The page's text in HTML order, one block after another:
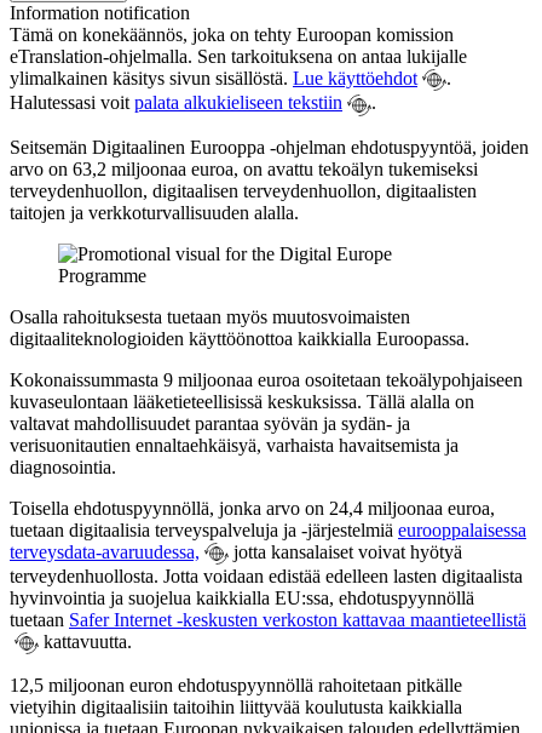
Information notification
Tämä on konekäännös, joka on tehty Euroopan komission
eTranslation-ohjelmalla. Sen tarkoituksena on antaa lukijalle
ylimalkainen käsitys sivun sisällöstä. Lue käyttöehdot
.
Halutessasi voit palata alkukieliseen tekstiin .
Seitsemän Digitaalinen Eurooppa -ohjelman ehdotuspyyntöä, joiden
arvo on 63,2 miljoonaa euroa, on avattu tekoälyn tukemiseksi
terveydenhuollon, digitaalisen terveydenhuollon, digitaalisten
taitojen ja verkkoturvallisuuden alalla.
Osalla rahoituksesta tuetaan myös muutosvoimaisten
digitaaliteknologioiden käyttöönottoa kaikkialla Euroopassa.
Kokonaissummasta 9 miljoonaa euroa osoitetaan tekoälypohjaiseen
kuvaseulontaan lääketieteellisissä keskuksissa. Tällä alalla on
valtavat mahdollisuudet parantaa syövän ja sydän- ja
verisuonitautien ennaltaehkäisyä, varhaista havaitsemista ja
diagnosointia.
Toisella ehdotuspyynnöllä, jonka arvo on 24,4 miljoonaa euroa,
tuetaan digitaalisia terveyspalveluja ja -järjestelmiä eurooppalaisessa
terveysdata-avaruudessa,
jotta kansalaiset voivat hyötyä
terveydenhuollosta. Jotta voidaan edistää edelleen lasten digitaalista
hyvinvointia ja suojelua kaikkialla EU:ssa, ehdotuspyynnöllä
tuetaan Safer Internet -keskusten verkoston kattavaa maantieteellistä
kattavuutta.
12,5 miljoonan euron ehdotuspyynnöllä rahoitetaan pitkälle
vietyihin digitaalisiin taitoihin liittyvää koulutusta kaikkialla